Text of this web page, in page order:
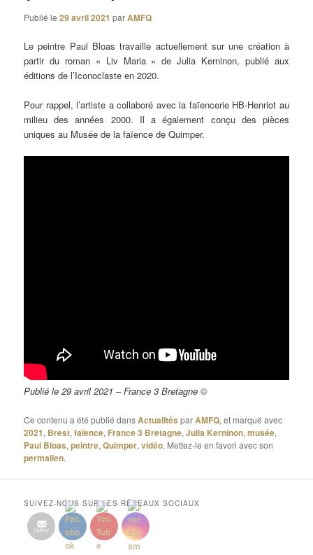
Publié le29 avril 2021 parAMFQ
Le peintre Paul Bloas travaille actuellement sur une création à
partir du roman « Liv Maria » de Julia Kerninon, publié aux
éditions de l’Iconoclaste en 2020.
Pour rappel, l’artiste a collaboré avec la faïencerie HB-Henriot au
milieu des années 2000. Il a également conçu des pièces
uniques au Musée de la faïence de Quimper.
Publié le 29 avril 2021 – France 3 Bretagne ©
Ce contenu a été publié dansActualités parAMFQ, et marqué avec
2021, Brest,faïence, France 3 Bretagne,Julia Kerninon,musée,
Paul Bloas,peintre,Quimper,vidéo. Mettez-le en favori avec son
permalien.
SUIVEZ-NOUS SUR LES RÉSEAUX SOCIAUX